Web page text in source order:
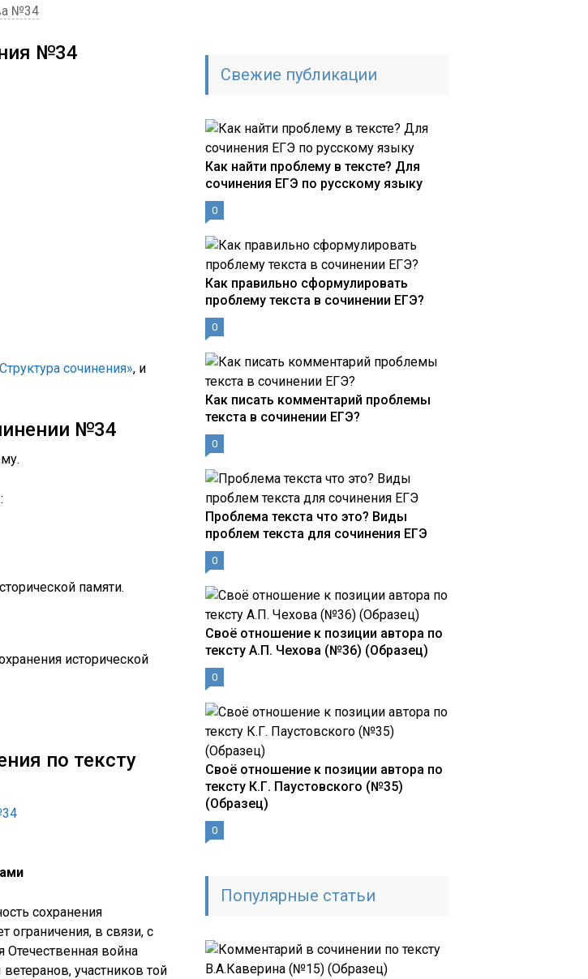
№34
№34
сочинения», и
№34
памяти.
исторической
по тексту
сохранения
ограничения, в связи, с
Отечественная война
участников той
Свежие публикации
Как найти проблему в тексте? Для
сочинения ЕГЭ по русскому языку
0
Как правильно сформулировать
проблему текста в сочинении ЕГЭ?
0
Как писать комментарий проблемы
текста в сочинении ЕГЭ?
0
Проблема текста что это? Виды
проблем текста для сочинения ЕГЭ
0
Своё отношение к позиции автора по
тексту А.П. Чехова (№36) (Образец)
0
Своё отношение к позиции автора по
тексту К.Г. Паустовского (№35)
(Образец)
0
Популярные статьи